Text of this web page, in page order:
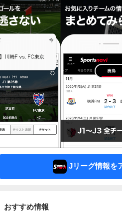
Jリーグ情報を
おすすめ情報